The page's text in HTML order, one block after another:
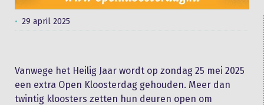
29 april 2025
Vanwege het Heilig Jaar wordt op zondag 25 mei 2025
een extra Open Kloosterdag gehouden. Meer dan
twintig kloosters zetten hun deuren open om